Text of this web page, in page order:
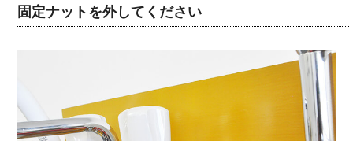
固定ナットを外してください